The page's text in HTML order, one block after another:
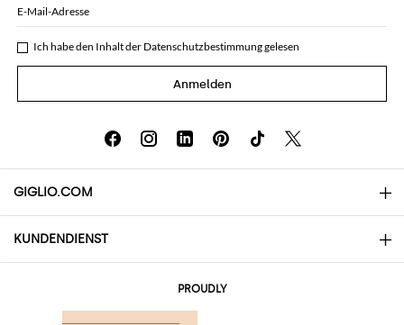
E-Mail-Adresse
Ich habe den Inhalt der Datenschutzbestimmunggelesen
Anmelden
GIGLIO.COM
Über uns
KUNDENDIENST
PROUDLY